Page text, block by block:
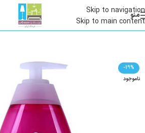
Skip to navigation
Skip to main content
منو
-19%
ناموجود